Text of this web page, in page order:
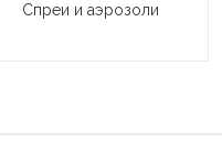
Спреи и аэрозоли